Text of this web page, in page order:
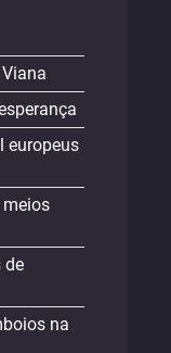
europeus
de
na